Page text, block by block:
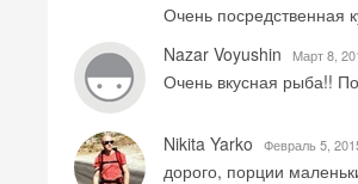
Очень посредственная
Nazar Voyushin
Mарт 8,
Очень вкусная рыба!!
Nikita Yarko Февраль 5,
дорого, порции